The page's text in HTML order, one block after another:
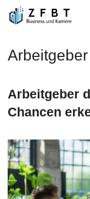
Zum
Inhalt
Arbeitgeber
Arbeitgeber
Chancen